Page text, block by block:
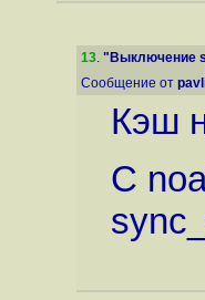
13. "Выключение
Сообщение от
Кэш
С